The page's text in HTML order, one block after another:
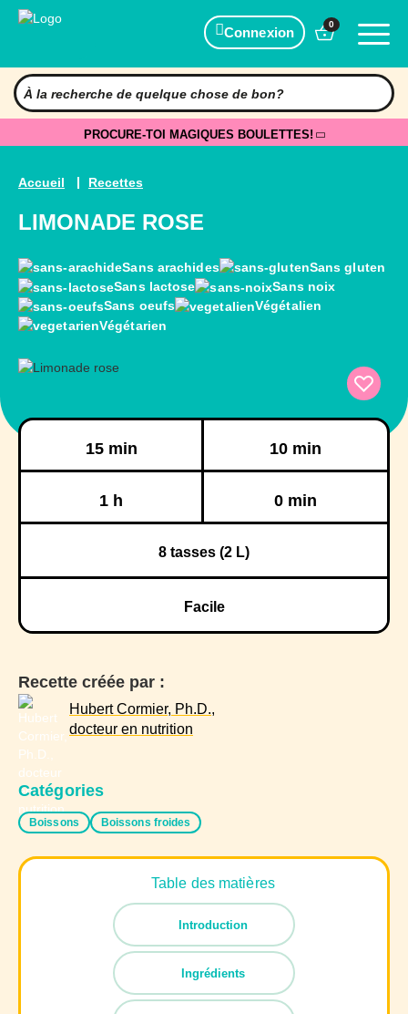
Connexion
0
PROCURE-TOI MAGIQUES BOULETTES!
Accueil Recettes
LIMONADE ROSE
Sans arachides
Sans gluten
Sans lactose
Sans noix
Sans oeufs
Végétalien
Végétarien
15 min 10 min
1 h 0 min
8 tasses (2 L)
Facile
Recette créée par :
Hubert Cormier, Ph.D.,
docteur en nutrition
Catégories
Boissons Boissons froides
Table des matières
Introduction
Ingrédients